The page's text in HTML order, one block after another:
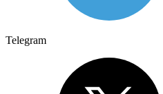
Telegram